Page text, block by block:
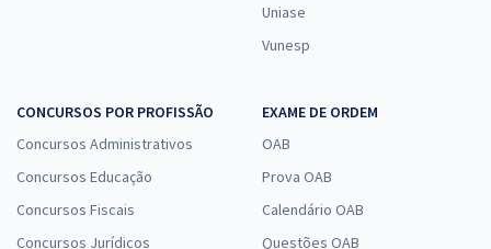
Uniase
Vunesp
CONCURSOS POR PROFISSÃO
Concursos Administrativos
Concursos Educação
Concursos Fiscais
Concursos Jurídicos
EXAME DE ORDEM
OAB
Prova OAB
Calendário OAB
Questões OAB